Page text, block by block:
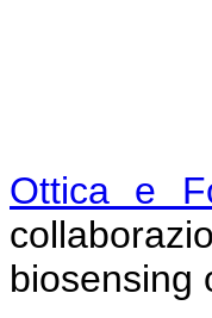
Ottica e
biosensing